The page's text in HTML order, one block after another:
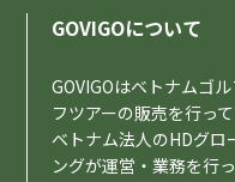
GOVIGOについて
GOVIGOはベトナムゴ
フツアーの販売を行って
ベトナム法人のHDグロ
ングが運営・業務を行っ